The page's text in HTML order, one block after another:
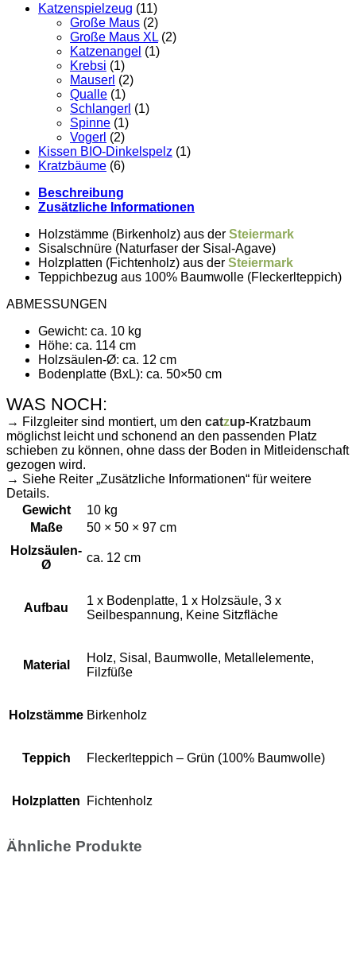
Katzenspielzeug (11)
Große Maus (2)
Große Maus XL (2)
Katzenangel (1)
Krebsi (1)
Mauserl (2)
Qualle (1)
Schlangerl (1)
Spinne (1)
Vogerl (2)
Kissen BIO-Dinkelspelz (1)
Kratzbäume (6)
Beschreibung
Zusätzliche Informationen
Holzstämme (Birkenholz) aus der Steiermark
Sisalschnüre (Naturfaser der Sisal -Agave)
Holzplatten (Fichtenholz) aus der Steiermark
Teppichbezug aus 100% Baumwolle (Fleckerlteppich)
ABMESSUNGEN
Gewicht: ca. 10 kg
Höhe: ca. 114 cm
Holzsäulen-Ø: ca. 12 cm
Bodenplatte (BxL): ca. 50×50 cm
WAS NOCH:
→ Filzgleiter sind montiert, um den catzup-Kratzbaum
möglichst leicht und schonend an den passenden Platz
schieben zu können, ohne dass der Boden in Mitleidenschaft
gezogen wird.
→ Siehe Reiter „Zusätzliche Informationen“ für weitere
Details.
Gewicht
10 kg
Maße
50 × 50 × 97 cm
Holzsäulen-
Ø
ca. 12 cm
Aufbau
1 x Bodenplatte, 1 x Holzsäule, 3 x
Seilbespannung, Keine Sitzfläche
Material
Holz, Sisal, Baumwolle, Metallelemente,
Filzfüße
Holzstämme Birkenholz
Teppich Fleckerlteppich – Grün (100% Baumwolle)
Holzplatten Fichtenholz
Ähnliche Produkte